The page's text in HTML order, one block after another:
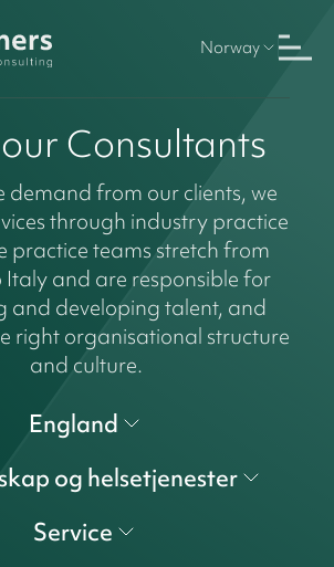
Norway
Consultants
demand from our clients, we
through industry practice
practice teams stretch from
and are responsible for
and developing talent, and
right organisational structure
and culture.
England
og helsetjenester
Service